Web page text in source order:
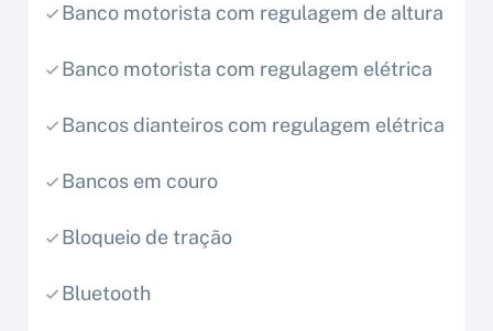
Banco motorista com regulagem de altura
Banco motorista com regulagem elétrica
Bancos dianteiros com regulagem elétrica
Bancos em couro
Bloqueio de tração
Bluetooth